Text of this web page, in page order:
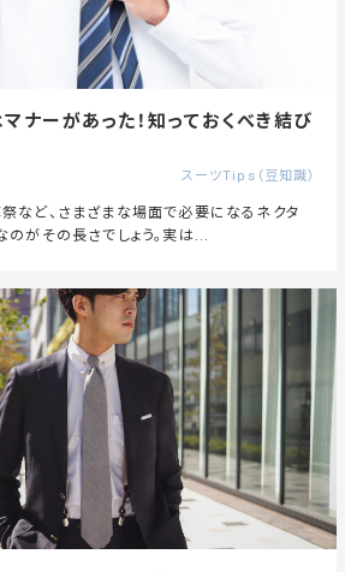
ナーがあった！知っておくべき結び
スーツTips（豆知識）
など、さまざまな場面で必要になるネクタ
のがその長さでしょう。実は...